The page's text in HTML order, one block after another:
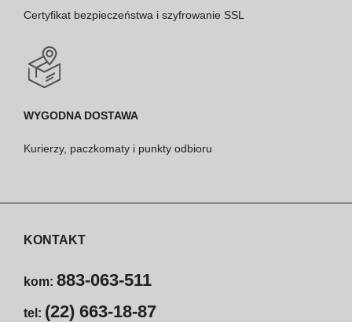
Certyfikat bezpieczeństwa i szyfrowanie SSL
WYGODNA DOSTAWA
Kurierzy, paczkomaty i punkty odbioru
KONTAKT
kom: 883-063-511
tel: (22) 663-18-87